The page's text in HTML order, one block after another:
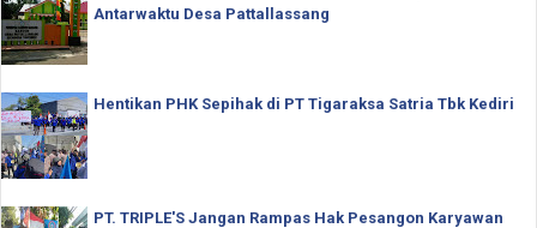
Antarwaktu Desa Pattallassang
Hentikan PHK Sepihak di PT Tigaraksa Satria Tbk Kediri
PT. TRIPLE'S Jangan Rampas Hak Pesangon Karyawan